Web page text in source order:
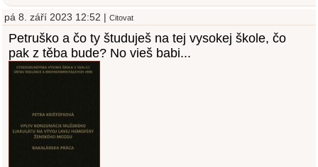
pá 8. září 2023 12:52 | Citovat
Petruško a čo ty študuješ na tej vysokej škole, čo
pak z těba bude? No vieš babi...